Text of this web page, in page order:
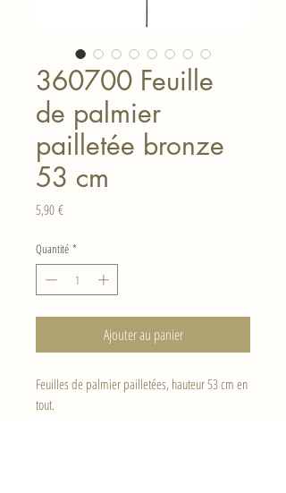
360700 Feuille
de palmier
pailletée bronze
53 cm
5,90 €Prix
Quantité *
Ajouter au panier
Feuilles de palmier pailletées, hauteur 53 cm en
tout.